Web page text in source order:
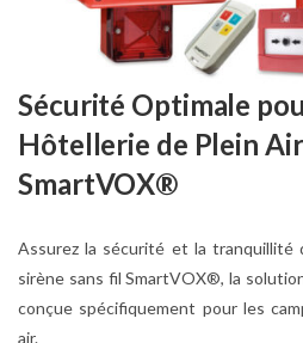
Sécurité Optimale
Hôtellerie de Plein
SmartVOX®
Assurez la sécurité et la tranquillité
sirène sans fil SmartVOX®, la
conçue spécifiquement pour les
air.